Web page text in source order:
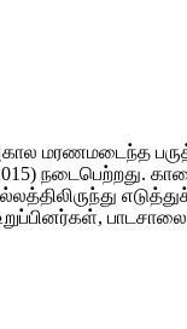
மரணமடைந்த